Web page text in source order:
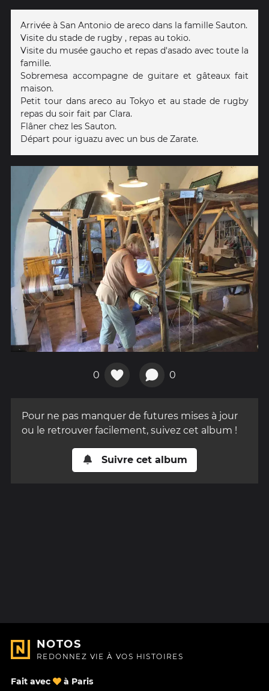
Arrivée à San Antonio de areco dans la famille Sauton.
Visite du stade de rugby , repas au tokio.
Visite du musée gaucho et repas d'asado avec toute la
famille.
Sobremesa accompagne de guitare et gâteaux fait
maison.
Petit tour dans areco au Tokyo et au stade de rugby
repas du soir fait par Clara.
Flâner chez les Sauton.
Départ pour iguazu avec un bus de Zarate.
0 0
Pour ne pas manquer de futures mises à jour
ou le retrouver facilement, suivez cet album !
Suivre cet album
NOTOS
REDONNEZ VIE À VOS HISTOIRES
Fait avec à Paris